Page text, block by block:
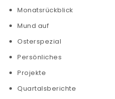
Monatsrückblick
Mund auf
Osterspezial
Persönliches
Projekte
Quartalsberichte